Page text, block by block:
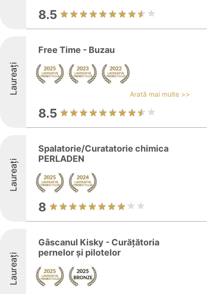
8.5
Laureați
Free Time - Buzau
Arată mai multe >>
8.5
Laureați
Spalatorie/Curatatorie chimica
PERLADEN
8
Laureați
Gâscanul Kisky - Curățătoria
pernelor și pilotelor